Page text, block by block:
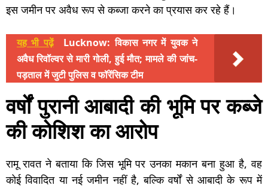
इस जमीन पर अवैध रूप से कब्जा करने का प्रयास कर रहे हैं।
यह भी पढ़ें
Lucknow: विकास नगर में युवक ने
अवैध रिवॉल्वर से मारी गोली, हुई मौत; मामले की जांच-
पड़ताल में जुटी पुलिस व फॉरेंसिक टीम
वर्षों पुरानी आबादी की भूमि पर कब्जे
की कोशिश का आरोप
रामू रावत ने बताया कि जिस भूमि पर उनका मकान बना हुआ है, वह
कोई विवादित या नई जमीन नहीं है, बल्कि वर्षों से आबादी के रूप में